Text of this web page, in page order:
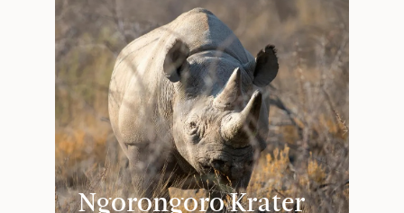
Ngorongoro Krater